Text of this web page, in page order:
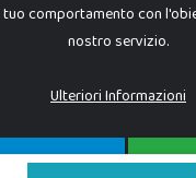
un brand di Giocabene Srl. Ogni
pubblicate potrebbero
- REA AN201199 - C.S. 10.000 i.v.
tuo comportamento con
nostro servizio.
Ulteriori Informazioni
NECESSARI